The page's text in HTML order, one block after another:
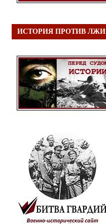
ИСТОРИЯ ПРОТИВ ЛЖИ